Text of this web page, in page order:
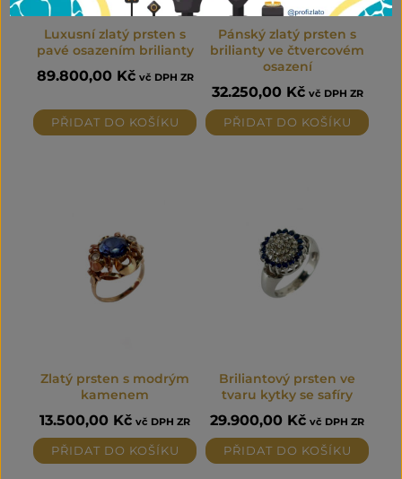
Luxusní zlatý prsten s
pavé osazením brilianty
89.800,00 Kč vč DPH ZR
PŘIDAT DO KOŠÍKU
Pánský zlatý prsten s
brilianty ve čtvercovém
osazení
32.250,00 Kč vč DPH ZR
PŘIDAT DO KOŠÍKU
Zlatý prsten s modrým
kamenem
13.500,00 Kč vč DPH ZR
PŘIDAT DO KOŠÍKU
Briliantový prsten ve
tvaru kytky se safíry
29.900,00 Kč vč DPH ZR
PŘIDAT DO KOŠÍKU